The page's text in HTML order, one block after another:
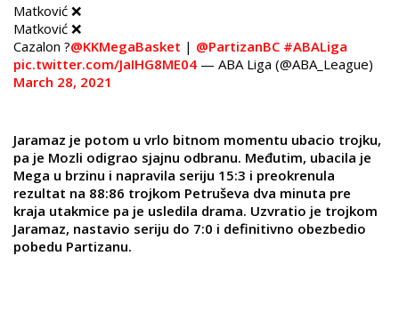
Matković ❌
Matković ❌
Cazalon ?@KKMegaBasket | @PartizanBC #ABALiga
pic.twitter.com/JaIHG8ME04 — ABA Liga (@ABA_League)
March 28, 2021
Jaramaz je potom u vrlo bitnom momentu ubacio trojku,
pa je Mozli odigrao sjajnu odbranu. Međutim, ubacila je
Mega u brzinu i napravila seriju 15:3 i preokrenula
rezultat na 88:86 trojkom Petruševa dva minuta pre
kraja utakmice pa je usledila drama. Uzvratio je trojkom
Jaramaz, nastavio seriju do 7:0 i definitivno obezbedio
pobedu Partizanu.